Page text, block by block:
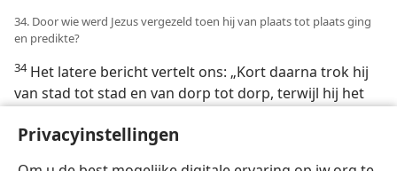
Privacyinstellingen
34. Door wie werd Jezus vergezeld toen hij van plaats tot plaats ging
en predikte?
34Het latere bericht vertelt ons: „Kort daarna trok hij
van stad tot stad en van dorp tot dorp, terwijl hij het
bekendmaakte. En de twaalf [apostelen] waren met